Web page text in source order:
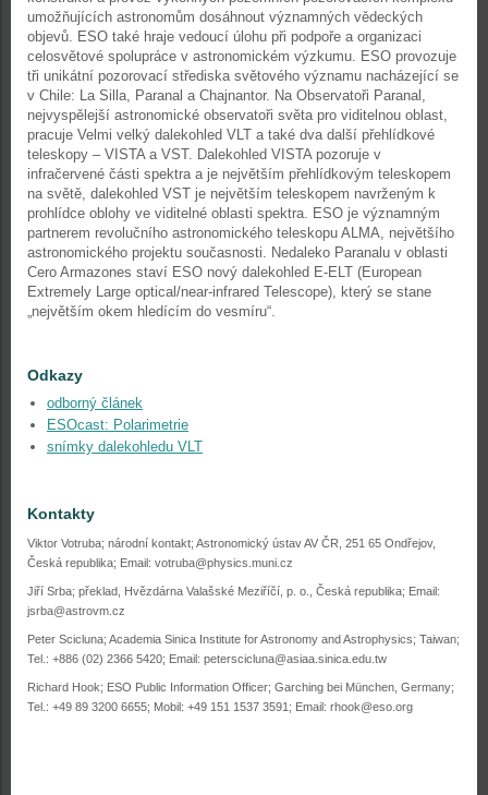
umožňujících astronomům dosáhnout významných vědeckých
objevů. ESO také hraje vedoucí úlohu při podpoře a organizaci
celosvětové spolupráce v astronomickém výzkumu. ESO provozuje
tři unikátní pozorovací střediska světového významu nacházející se
v Chile: La Silla, Paranal a Chajnantor. Na Observatoři Paranal,
nejvyspělejší astronomické observatoři světa pro viditelnou oblast,
pracuje Velmi velký dalekohled VLT a také dva další přehlídkové
teleskopy – VISTA a VST. Dalekohled VISTA pozoruje v
infračervené části spektra a je největším přehlídkovým teleskopem
na světě, dalekohled VST je největším teleskopem navrženým k
prohlídce oblohy ve viditelné oblasti spektra. ESO je významným
partnerem revolučního astronomického teleskopu ALMA, největšího
astronomického projektu současnosti. Nedaleko Paranalu v oblasti
Cero Armazones staví ESO nový dalekohled E-ELT (European
Extremely Large optical/near-infrared Telescope), který se stane
„největším okem hledícím do vesmíru“.
Odkazy
odborný článek
ESOcast: Polarimetrie
snímky dalekohledu VLT
Kontakty
Viktor Votruba; národní kontakt; Astronomický ústav AV ČR, 251 65 Ondřejov,
Česká republika; Email: votruba@physics.muni.cz
Jiří Srba; překlad, Hvězdárna Valašské Meziříčí, p. o., Česká republika; Email:
jsrba@astrovm.cz
Peter Scicluna; Academia Sinica Institute for Astronomy and Astrophysics; Taiwan;
Tel.: +886 (02) 2366 5420; Email: peterscicluna@asiaa.sinica.edu.tw
Richard Hook; ESO Public Information Officer; Garching bei München, Germany;
Tel.: +49 89 3200 6655; Mobil: +49 151 1537 3591; Email: rhook@eso.org